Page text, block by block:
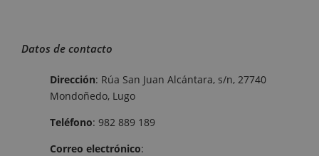
Datos de contacto
Dirección: Rúa San Juan Alcántara, s/n, 27740
Mondoñedo, Lugo
Teléfono: 982 889 189
Correo electrónico: